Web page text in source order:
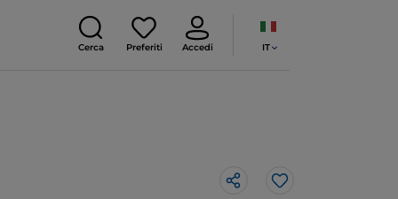
Cerca Preferiti Accedi IT
Like